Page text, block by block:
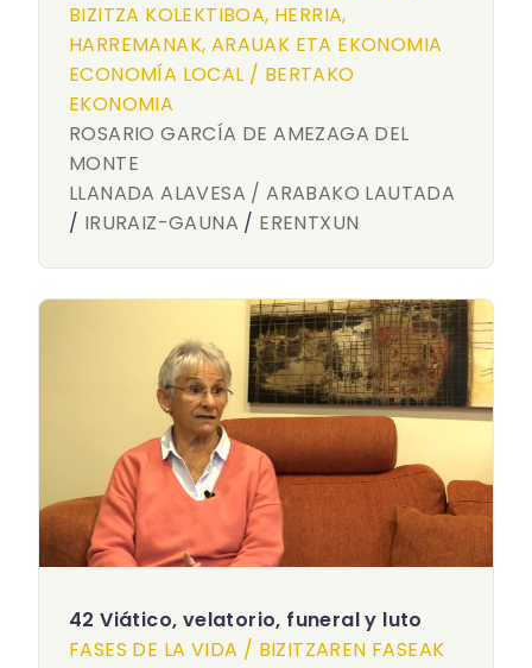
BIZITZA KOLEKTIBOA, HERRIA,
HARREMANAK, ARAUAK ETA EKONOMIA
ECONOMÍA LOCAL / BERTAKO
EKONOMIA
ROSARIO GARCÍA DE AMEZAGA DEL
MONTE
LLANADA ALAVESA / ARABAKO LAUTADA
/ IRURAIZ-GAUNA / ERENTXUN
42 Viático, velatorio, funeral y luto
FASES DE LA VIDA / BIZITZAREN FASEAK